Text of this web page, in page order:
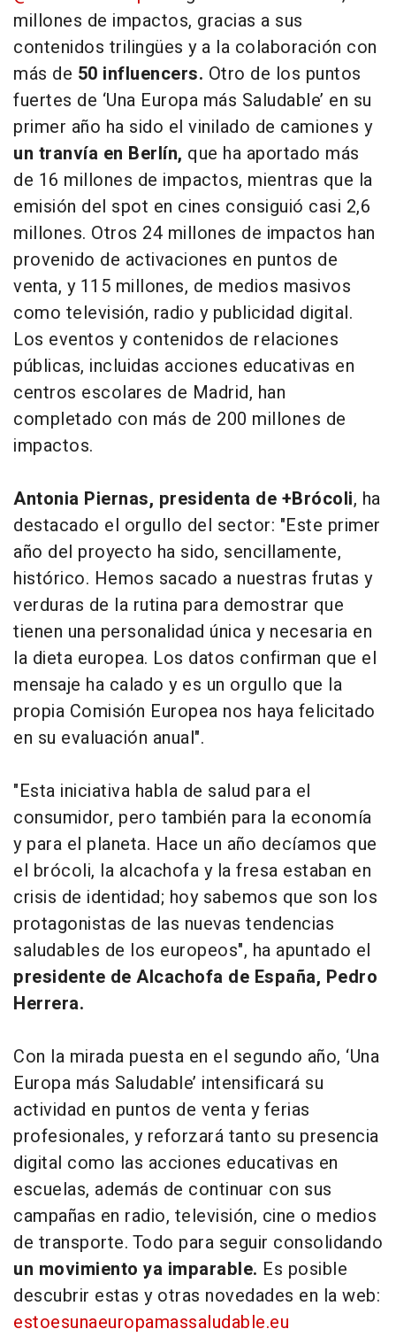
millones de impactos, gracias a sus
contenidos trilingües y a la colaboración con
más de 50 influencers. Otro de los puntos
fuertes de ‘Una Europa más Saludable’ en su
primer año ha sido el vinilado de camiones y
un tranvía en Berlín, que ha aportado más
de 16 millones de impactos, mientras que la
emisión del spot en cines consiguió casi 2,6
millones. Otros 24 millones de impactos han
provenido de activaciones en puntos de
venta, y 115 millones, de medios masivos
como televisión, radio y publicidad digital.
Los eventos y contenidos de relaciones
públicas, incluidas acciones educativas en
centros escolares de Madrid, han
completado con más de 200 millones de
impactos.
Antonia Piernas, presidenta de +Brócoli, ha
destacado el orgullo del sector: "Este primer
año del proyecto ha sido, sencillamente,
histórico. Hemos sacado a nuestras frutas y
verduras de la rutina para demostrar que
tienen una personalidad única y necesaria en
la dieta europea. Los datos confirman que el
mensaje ha calado y es un orgullo que la
propia Comisión Europea nos haya felicitado
en su evaluación anual".
"Esta iniciativa habla de salud para el
consumidor, pero también para la economía
y para el planeta. Hace un año decíamos que
el brócoli, la alcachofa y la fresa estaban en
crisis de identidad; hoy sabemos que son los
protagonistas de las nuevas tendencias
saludables de los europeos", ha apuntado el
presidente de Alcachofa de España, Pedro
Herrera.
Con la mirada puesta en el segundo año, ‘Una
Europa más Saludable’ intensificará su
actividad en puntos de venta y ferias
profesionales, y reforzará tanto su presencia
digital como las acciones educativas en
escuelas, además de continuar con sus
campañas en radio, televisión, cine o medios
de transporte. Todo para seguir consolidando
un movimiento ya imparable. Es posible
descubrir estas y otras novedades en la web:
estoesunaeuropamassaludable.eu